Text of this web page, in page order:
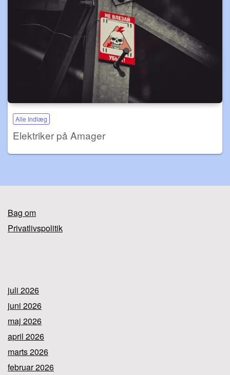
Alle Indlæg
Elektriker på Amager
Bag om
Privatlivspolitik
juli 2026
juni 2026
maj 2026
april 2026
marts 2026
februar 2026